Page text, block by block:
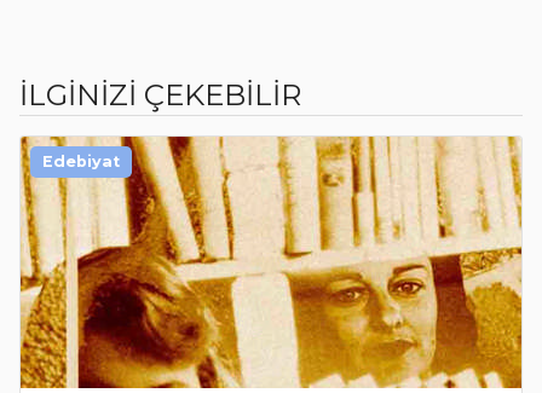
İLGİNİZİ ÇEKEBİLİR
Edebiyat